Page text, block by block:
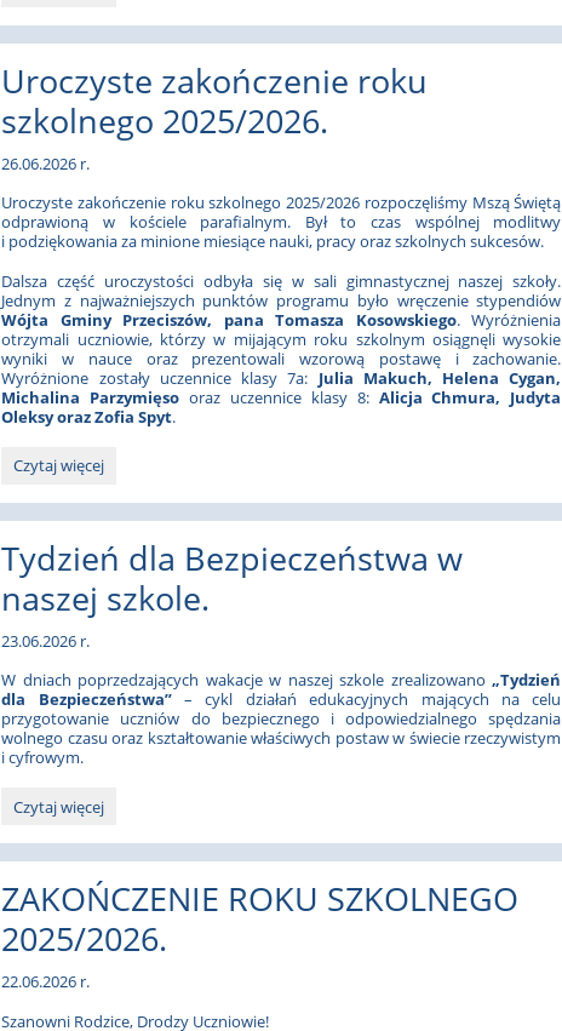
szkoły
WAKACJE.:
Uroczyste zakończenie roku
szkolnego 2025/2026.
26.06.2026 r.
Uroczyste zakończenie roku szkolnego 2025/2026 rozpoczęliśmy Mszą Świętą
odprawioną w kościele parafialnym. Był to czas wspólnej modlitwy
i podziękowania za minione miesiące nauki, pracy oraz szkolnych sukcesów.
Dalsza część uroczystości odbyła się w sali gimnastycznej naszej szkoły.
Jednym z najważniejszych punktów programu było wręczenie stypendiów
Wójta Gminy Przeciszów, pana Tomasza Kosowskiego. Wyróżnienia
otrzymali uczniowie, którzy w mijającym roku szkolnym osiągnęli wysokie
wyniki w nauce oraz prezentowali wzorową postawę i zachowanie.
Wyróżnione zostały uczennice klasy 7a: Julia Makuch, Helena Cygan,
Michalina Parzymięsooraz uczennice klasy 8: Alicja Chmura, Judyta
Oleksy oraz Zofia Spyt.
Uroczyste
roku
2025/2026.:
Czytaj więcej
Tydzień dla Bezpieczeństwa w
naszej szkole.
23.06.2026 r.
W dniach poprzedzających wakacje w naszej szkole zrealizowano„Tydzień
dla Bezpieczeństwa”– cykl działań edukacyjnych mających na celu
przygotowanie uczniów do bezpiecznego i odpowiedzialnego spędzania
wolnego czasu oraz kształtowanie właściwych postaw w świecie rzeczywistym
i cyfrowym.
Tydzień
Bezpieczeństwa
naszej
szkole.:
Czytaj więcej
ZAKOŃCZENIE ROKU SZKOLNEGO
2025/2026.
22.06.2026 r.
Szanowni Rodzice, Drodzy Uczniowie!